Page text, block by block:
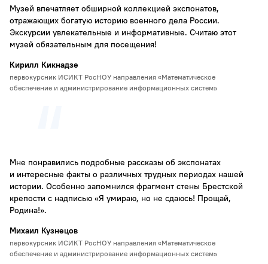
Музей впечатляет обширной коллекцией экспонатов,
отражающих богатую историю военного дела России.
Экскурсии увлекательные и информативные. Считаю этот
музей обязательным для посещения!
Кирилл Кикнадзе
первокурсник ИСИКТ РосНОУ направления «Математическое
обеспечение и администрирование информационных систем»
Мне понравились подробные рассказы об экспонатах
и интересные факты о различных трудных периодах нашей
истории. Особенно запомнился фрагмент стены Брестской
крепости с надписью «Я умираю, но не сдаюсь! Прощай,
Родина!».
Михаил Кузнецов
первокурсник ИСИКТ РосНОУ направления «Математическое
обеспечение и администрирование информационных систем»